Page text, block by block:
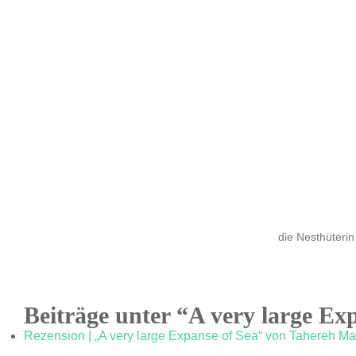
die Nesthüterin
Beiträge unter “A very large
Rezension | „A very large Expanse of Sea“ von Tahereh